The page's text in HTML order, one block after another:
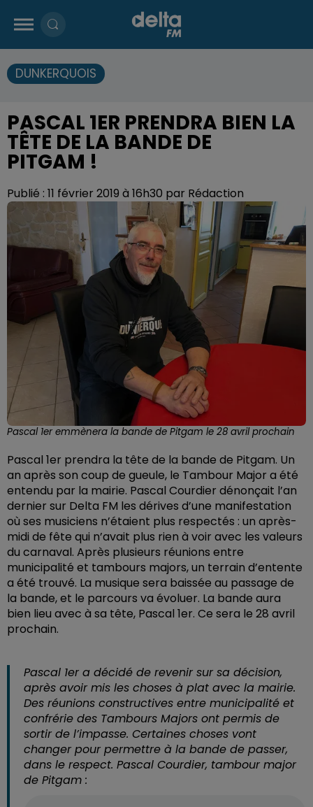
DUNKERQUOIS
PASCAL 1ER PRENDRA BIEN LA
TÊTE DE LA BANDE DE
PITGAM !
Publié : 11 février 2019 à 16h30 par Rédaction
Pascal 1er emmènera la bande de Pitgam le 28 avril prochain
Pascal 1er prendra la tête de la bande de Pitgam. Un
an après son coup de gueule, le Tambour Major a été
entendu par la mairie. Pascal Courdier dénonçait l’an
dernier sur Delta FM les dérives d’une manifestation
où ses musiciens n’étaient plus respectés : un après-
midi de fête qui n’avait plus rien à voir avec les valeurs
du carnaval. Après plusieurs réunions entre
municipalité et tambours majors, un terrain d’entente
a été trouvé. La musique sera baissée au passage de
la bande, et le parcours va évoluer. La bande aura
bien lieu avec à sa tête, Pascal 1er. Ce sera le 28 avril
prochain.
Pascal 1er a décidé de revenir sur sa décision,
après avoir mis les choses à plat avec la mairie.
Des réunions constructives entre municipalité et
confrérie des Tambours Majors ont permis de
sortir de l’impasse. Certaines choses vont
changer pour permettre à la bande de passer,
dans le respect. Pascal Courdier, tambour major
de Pitgam :